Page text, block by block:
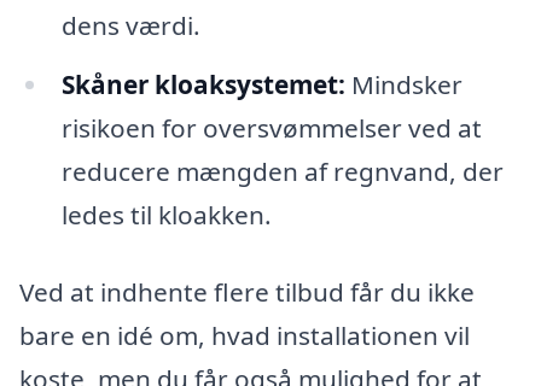
dens værdi.
Skåner kloaksystemet: Mindsker
risikoen for oversvømmelser ved at
reducere mængden af regnvand, der
ledes til kloakken.
Ved at indhente flere tilbud får du ikke
bare en idé om, hvad installationen vil
koste, men du får også mulighed for at